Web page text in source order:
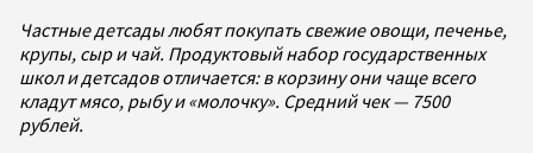
Частные детсады любят покупать свежие овощи, печенье,
крупы, сыр и чай. Продуктовый набор государственных
школ и детсадов отличается: в корзину они чаще всего
кладут мясо, рыбу и «молочку». Средний чек — 7500
рублей.